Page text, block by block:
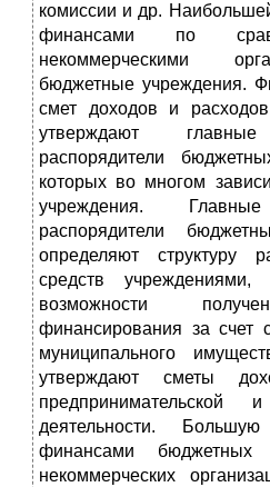
комиссии и др.
финансами по
некоммерческими
бюджетные учреждения.
смет доходов и
утверждают
распорядители
которых во многом
учреждения.
распорядители
определяют структуру
средств
возможности
финансирования за счет
муниципального
утверждают сметы
деятельности.
финансами
некоммерческих